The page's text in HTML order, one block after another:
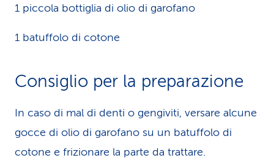
i
r
i
z
1 piccola bottiglia di olio di garofano
1 batuffolo di cotone
Consiglio per la preparazione
In caso di mal di denti o gengiviti, versare alcune
gocce di olio di garofano su un batuffolo di
cotone e frizionare la parte da trattare.